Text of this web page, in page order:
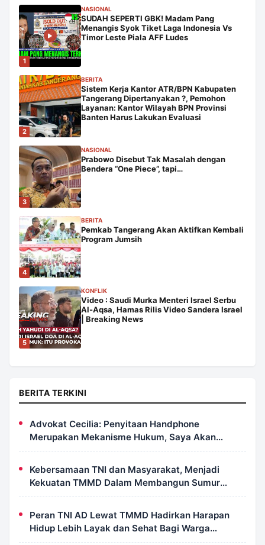
1
NASIONAL
SUDAH SEPERTI GBK! Madam Pang
Menangis Syok Tiket Laga Indonesia Vs
Timor Leste Piala AFF Ludes
2
BERITA
Sistem Kerja Kantor ATR/BPN Kabupaten
Tangerang Dipertanyakan ?, Pemohon
Layanan: Kantor Wilayah BPN Provinsi
Banten Harus Lakukan Evaluasi
3
NASIONAL
Prabowo Disebut Tak Masalah dengan
Bendera “One Piece”, tapi…
4
BERITA
Pemkab Tangerang Akan Aktifkan Kembali
Program Jumsih
5
KONFLIK
Video : Saudi Murka Menteri Israel Serbu
Al-Aqsa, Hamas Rilis Video Sandera Israel
| Breaking News
BERITA TERKINI
Advokat Cecilia: Penyitaan Handphone
Merupakan Mekanisme Hukum, Saya Akan
Kooperatif Apabila Diminta Penyidik dan Tidak
Kebersamaan TNI dan Masyarakat, Menjadi
Kekuatan TMMD Dalam Membangun Sumur
Galian di Wanam
Peran TNI AD Lewat TMMD Hadirkan Harapan
Hidup Lebih Layak dan Sehat Bagi Warga
Kampung Wanam